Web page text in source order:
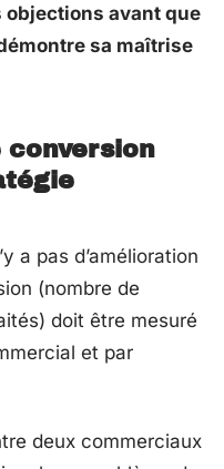
avant que
sa maîtrise
conversion
a pas d’amélioration
(nombre de
doit être mesuré
et par
deux commerciaux